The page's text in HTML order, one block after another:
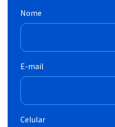
Nome
E-mail
Celular